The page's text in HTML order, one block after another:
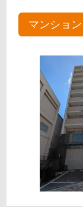
マンション